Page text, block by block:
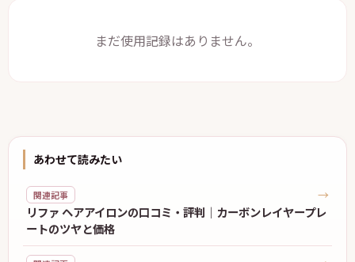
まだ使用記録はありません。
あわせて読みたい
関連記事
リファ ヘアアイロンの口コミ・評判｜カーボンレイヤープレ
ートのツヤと価格
→